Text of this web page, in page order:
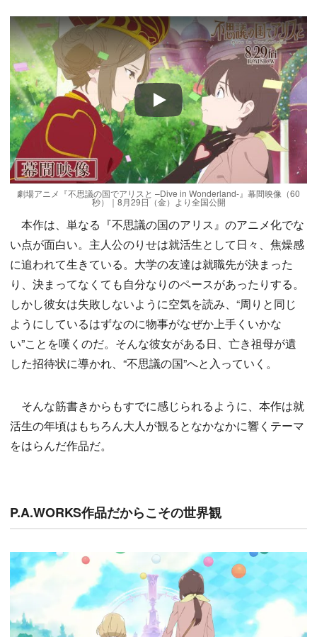
Play
劇場アニメ『不思議の国でアリスと –Dive in Wonderland-』幕間映像（60
秒）｜8月29日（金）より全国公開
本作は、単なる『不思議の国のアリス』のアニメ化でな
い点が面白い。主人公のりせは就活生として日々、焦燥感
に追われて生きている。大学の友達は就職先が決まった
り、決まってなくても自分なりのペースがあったりする。
しかし彼女は失敗しないように空気を読み、“周りと同じ
ようにしているはずなのに物事がなぜか上手くいかな
い”ことを嘆くのだ。そんな彼女がある日、亡き祖母が遺
した招待状に導かれ、“不思議の国”へと入っていく。
そんな筋書きからもすでに感じられるように、本作は就
活生の年頃はもちろん大人が観るとなかなかに響くテーマ
をはらんだ作品だ。
P.A.WORKS作品だからこその世界観